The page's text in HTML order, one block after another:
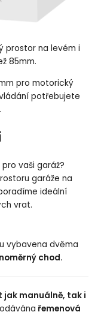
prostor na levém i
85mm.
pro motorický
potřebujete
vaši garáž?
garáže na
ideální
vrat.
vybavena dvěma
chod.
jak manuálně, tak i
řemenová